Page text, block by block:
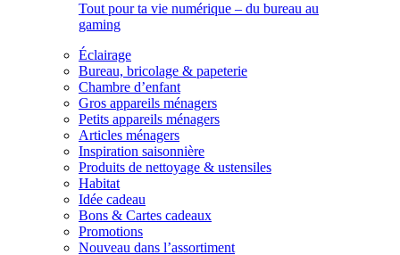
Tout pour ta vie numérique – du bureau au
gaming
Éclairage
Bureau, bricolage & papeterie
Chambre d’enfant
Gros appareils ménagers
Petits appareils ménagers
Articles ménagers
Inspiration saisonnière
Produits de nettoyage & ustensiles
Habitat
Idée cadeau
Bons & Cartes cadeaux
Promotions
Nouveau dans l’assortiment